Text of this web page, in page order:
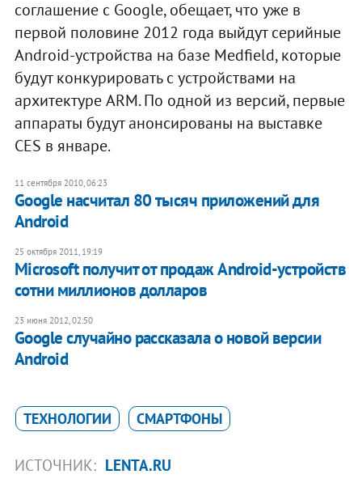
соглашение с Google, обещает, что уже в
первой половине 2012 года выйдут серийные
Android-устройства на базе Medfield, которые
будут конкурировать с устройствами на
архитектуре ARM. По одной из версий, первые
аппараты будут анонсированы на выставке
CES в январе.
11 сентября 2010, 06:23
Google насчитал 80 тысяч приложений для
Android
25 октября 2011, 19:19
Microsoft получит от продаж Android-устройств
сотни миллионов долларов
23 июня 2012, 02:50
Google случайно рассказала о новой версии
Android
ТЕХНОЛОГИИ СМАРТФОНЫ
ИСТОЧНИК: LENTA.RU